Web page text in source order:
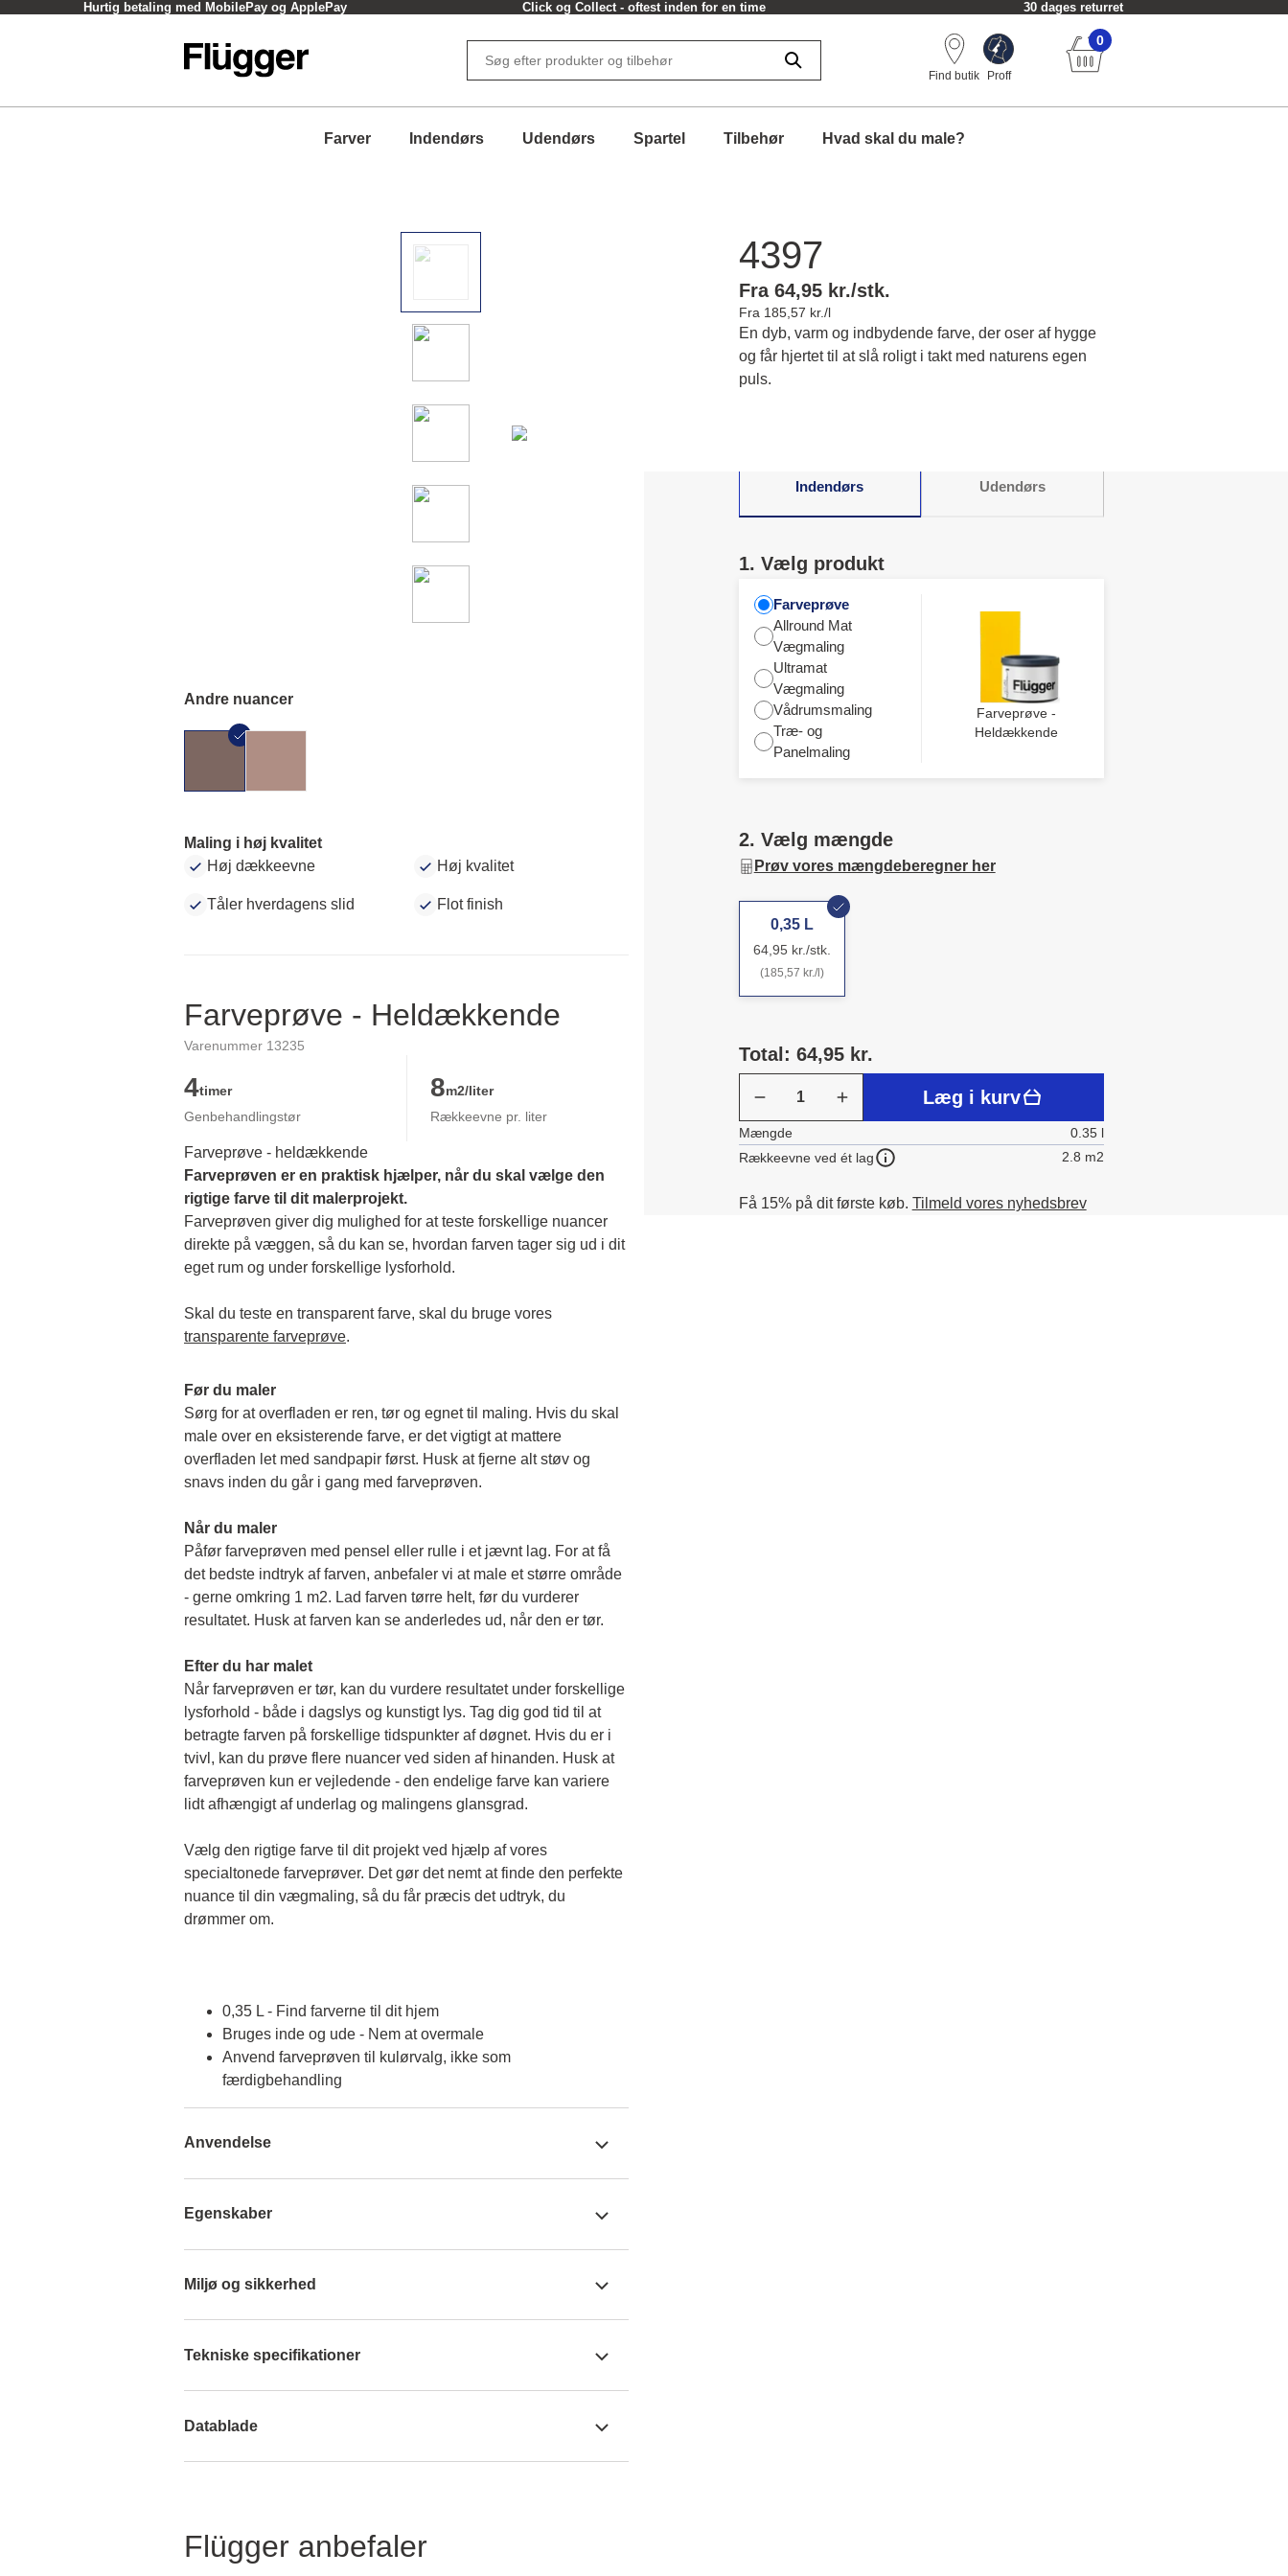
Hurtig betaling med MobilePay og ApplePay Click og Collect - oftest inden for en time 30 dages returret
Find butik Proff
0
Farver Indendørs Udendørs Spartel Tilbehør Hvad skal du male?
Andre nuancer
Maling i høj kvalitet
Høj dækkeevne
Høj kvalitet
Tåler hverdagens slid Flot finish
Farveprøve - Heldækkende
Varenummer 13235
4timer
Genbehandlingstør
8m2/liter
Rækkeevne pr. liter
Farveprøve - heldækkende
Farveprøven er en praktisk hjælper, når du skal vælge den
rigtige farve til dit malerprojekt.
Farveprøven giver dig mulighed for at teste forskellige nuancer
direkte på væggen, så du kan se, hvordan farven tager sig ud i dit
eget rum og under forskellige lysforhold.
transparente farveprøve.
Før du maler
Sørg for at overfladen er ren, tør og egnet til maling. Hvis du skal
male over en eksisterende farve, er det vigtigt at mattere
overfladen let med sandpapir først. Husk at fjerne alt støv og
snavs inden du går i gang med farveprøven.
Når du maler
Påfør farveprøven med pensel eller rulle i et jævnt lag. For at få
det bedste indtryk af farven, anbefaler vi at male et større område
- gerne omkring 1 m2. Lad farven tørre helt, før du vurderer
resultatet. Husk at farven kan se anderledes ud, når den er tør.
Efter du har malet
Når farveprøven er tør, kan du vurdere resultatet under forskellige
lysforhold - både i dagslys og kunstigt lys. Tag dig god tid til at
betragte farven på forskellige tidspunkter af døgnet. Hvis du er i
tvivl, kan du prøve flere nuancer ved siden af hinanden. Husk at
farveprøven kun er vejledende - den endelige farve kan variere
lidt afhængigt af underlag og malingens glansgrad.
Vælg den rigtige farve til dit projekt ved hjælp af vores
specialtonede farveprøver. Det gør det nemt at finde den perfekte
nuance til din vægmaling, så du får præcis det udtryk, du
drømmer om.
0,35 L - Find farverne til dit hjem
Bruges inde og ude - Nem at overmale
Anvend farveprøven til kulørvalg, ikke som
færdigbehandling
Anvendelse
Egenskaber
Miljø og sikkerhed
Tekniske specifikationer
Datablade
4397
Fra 64,95 kr./stk.
Fra 185,57 kr./l
En dyb, varm og indbydende farve, der oser af hygge
og får hjertet til at slå roligt i takt med naturens egen
puls.
Indendørs Udendørs
1. Vælg produkt
Farveprøve
Allround Mat
Vægmaling
Ultramat
Vægmaling
Vådrumsmaling
Træ- og
Panelmaling
Farveprøve -
Heldækkende
2. Vælg mængde
Prøv vores mængdeberegner her
0,35 L
64,95 kr./stk.
(185,57 kr./l)
Total: 64,95 kr.
Læg i kurv
Mængde
0.35 l
Rækkeevne ved ét lag
2.8 m2
Få 15% på dit første køb. Tilmeld vores nyhedsbrev
Flügger anbefaler